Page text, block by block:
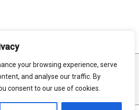
your browsing experience, serve
and analyse our traffic. By
consent to our use of cookies.
MAPPA DEL SITO
RSS FEED
PRIVACY